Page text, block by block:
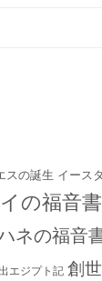
スの誕生 イース
の福音書
ネの福音
エジプト記 創